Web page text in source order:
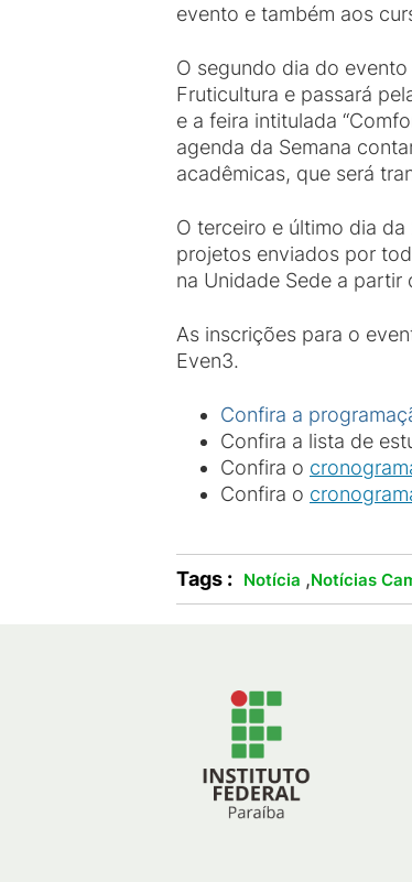
evento e também aos
O segundo dia do
Fruticultura e passará
e a feira intitulada
agenda da Semana
acadêmicas, que será
O terceiro e último dia
projetos enviados por
na Unidade Sede a partir
As inscrições para o
Even3.
Confira a
Confira a lista de
Confira o
Confira o
Tags : Notícia ,Notícias